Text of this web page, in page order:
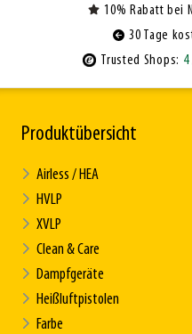
10% Rabatt bei
30 Tage
Trusted Shops: 4
Produktübersicht
Airless / HEA
HVLP
XVLP
Clean & Care
Dampfgeräte
Heißluftpistolen
Farbe